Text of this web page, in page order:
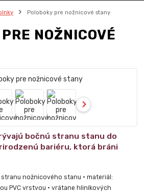
Poloboky pre nožnicové stany
NOŽNICOVÉ
bočnú stranu stanu do
bariéru, ktorá bráni
nožnicového stanu • materiál:
PVC vrstvou • vrátane hliníkových